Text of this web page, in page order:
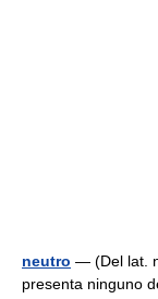
neutro — (Del lat.
presenta ninguno